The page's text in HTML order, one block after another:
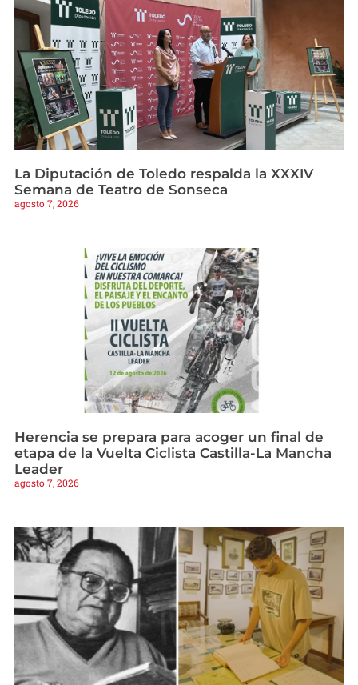
La Diputación de Toledo respalda la XXXIV
Semana de Teatro de Sonseca
agosto 7, 2026
Herencia se prepara para acoger un final de
etapa de la Vuelta Ciclista Castilla-La Mancha
Leader
agosto 7, 2026